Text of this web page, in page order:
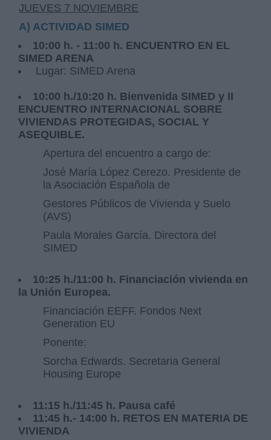
JUEVES 7 NOVIEMBRE
A) ACTIVIDAD SIMED
10:00 h. - 11:00 h. ENCUENTRO EN EL
SIMED ARENA
Lugar: SIMED Arena
10:00 h./10:20 h. Bienvenida SIMED y II
ENCUENTRO INTERNACIONAL SOBRE
VIVIENDAS PROTEGIDAS, SOCIAL Y
ASEQUIBLE.
Apertura del encuentro a cargo de:
José María López Cerezo. Presidente de
la Asociación Española de
Gestores Públicos de Vivienda y Suelo
(AVS)
Paula Morales García. Directora del
SIMED
10:25 h./11:00 h. Financiación vivienda en
la Unión Europea.
Financiación EEFF. Fondos Next
Generation EU
Ponente:
Sorcha Edwards. Secretaria General
Housing Europe
11:15 h./11:45 h. Pausa café
11:45 h.- 14:00 h. RETOS EN MATERIA DE
VIVIENDA